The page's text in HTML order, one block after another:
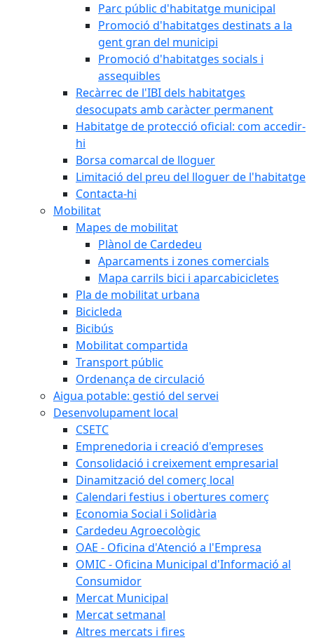
Parc públic d'habitatge municipal
Promoció d'habitatges destinats a la
gent gran del municipi
Promoció d'habitatges socials i
assequibles
Recàrrec de l'IBI dels habitatges
desocupats amb caràcter permanent
Habitatge de protecció oficial: com accedir-
hi
Borsa comarcal de lloguer
Limitació del preu del lloguer de l'habitatge
Contacta-hi
Mobilitat
Mapes de mobilitat
Plànol de Cardedeu
Aparcaments i zones comercials
Mapa carrils bici i aparcabicicletes
Pla de mobilitat urbana
Bicicleda
Bicibús
Mobilitat compartida
Transport públic
Ordenança de circulació
Aigua potable: gestió del servei
Desenvolupament local
CSETC
Emprenedoria i creació d'empreses
Consolidació i creixement empresarial
Dinamització del comerç local
Calendari festius i obertures comerç
Economia Social i Solidària
Cardedeu Agroecològic
OAE - Oficina d'Atenció a l'Empresa
OMIC - Oficina Municipal d'Informació al
Consumidor
Mercat Municipal
Mercat setmanal
Altres mercats i fires